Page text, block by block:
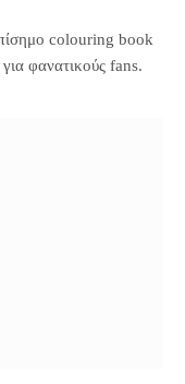
colouring book
φανατικούς fans.